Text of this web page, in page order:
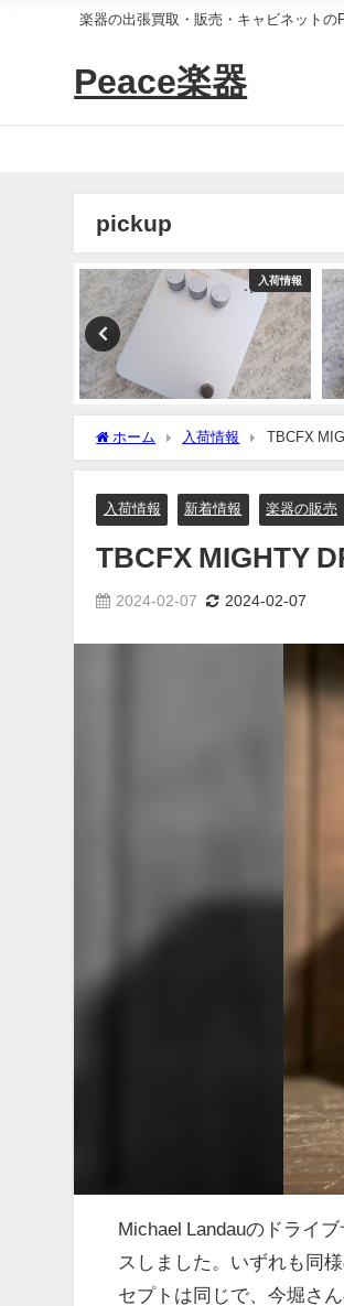
楽器の出張買取・販売・キャビネットの
Peace楽器
pickup
入荷情報
ホーム 入荷情報 TBCFX
入荷情報 新着情報 楽器の販売
TBCFX MIGHTY
2024-02-07 2024-02-07
Michael Landauのドライ
スしました。いずれも同
セプトは同じで、今堀さ